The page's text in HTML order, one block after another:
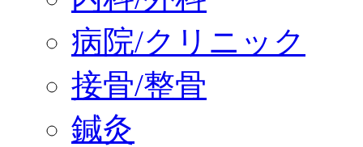
病院/クリニック
接骨/整骨
鍼灸